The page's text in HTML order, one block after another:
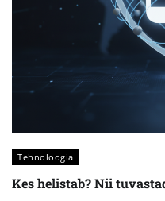
Tehnoloogia
Kes helistab? Nii